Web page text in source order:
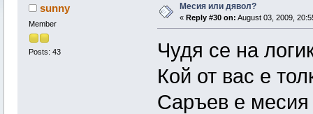
sunny
Member
Posts: 43
Месия или дявол?
« Reply #30 on: August 03, 2009,
Чудя се на
Кой от вас е
Саръев е месия